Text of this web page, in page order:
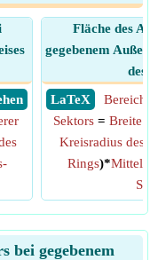
Fläche des
gegebenem
des
​ LaTeX
Bereich
Sektors= Breite
Kreisradius des
Rings)*
bei gegebenem